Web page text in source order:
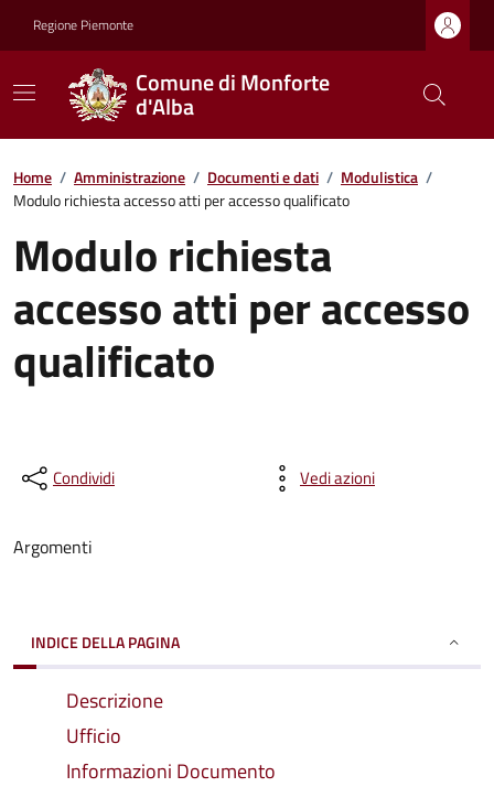
Regione Piemonte
Comune di Monforte
d'Alba
Home / Amministrazione / Documenti e dati / Modulistica /
Modulo richiesta accesso atti per accesso qualificato
Modulo richiesta
accesso atti per accesso
qualificato
Condividi Vedi azioni
Argomenti
INDICE DELLA PAGINA
Descrizione
Ufficio
Informazioni Documento